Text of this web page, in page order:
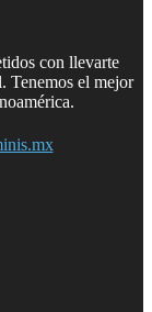
con llevarte
Tenemos el mejor